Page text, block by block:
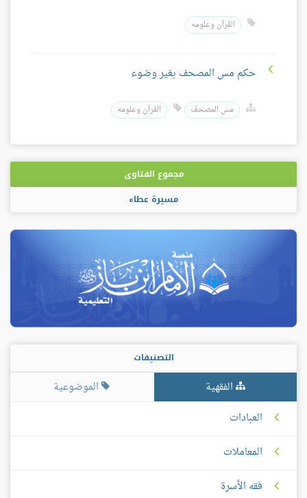
القرآن وعلومه
حكم مس المصحف بغير وضوء
مس المصحف القرآن وعلومه
مجموع الفتاوى
مسيرة عطاء
التصنيفات
الفقهية
الموضوعية
العبادات
المعاملات
فقه الأسرة